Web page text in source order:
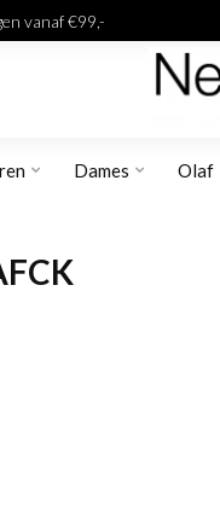
vanaf €99,-
Dames Olaf